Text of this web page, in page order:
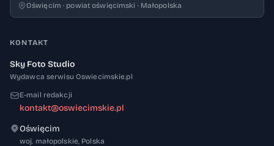
Oświęcim · powiat oświęcimski · Małopolska
KONTAKT
Sky Foto Studio
Wydawca serwisu Oswiecimskie.pl
E-mail redakcji
kontakt@oswiecimskie.pl
Oświęcim
woj. małopolskie, 32-600
Polska